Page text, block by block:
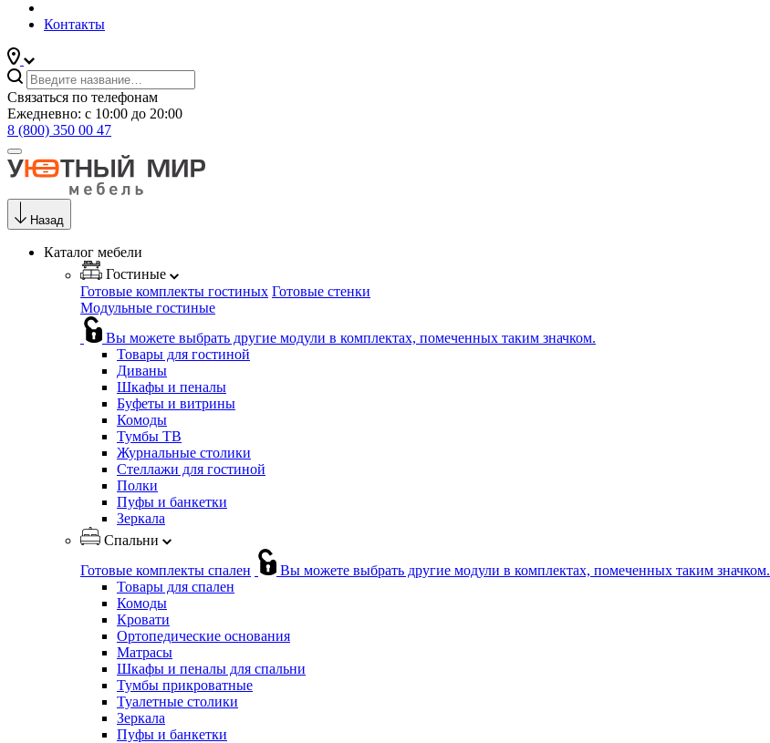
Контакты
Связаться по телефонам
Ежедневно: с 10:00 до 20:00
8 (800) 350 00 47
Назад
Каталог мебели
Гостиные
Готовые комплекты гостиных Готовые стенки
Модульные гостиные
Вы можете выбрать другие модули в комплектах, помеченных таким значком.
Товары для гостиной
Диваны
Шкафы и пеналы
Буфеты и витрины
Комоды
Тумбы ТВ
Журнальные столики
Стеллажи для гостиной
Полки
Пуфы и банкетки
Зеркала
Спальни
Готовые комплекты спален
Вы можете выбрать другие модули в комплектах, помеченных таким значком.
Товары для спален
Комоды
Кровати
Ортопедические основания
Матрасы
Шкафы и пеналы для спальни
Тумбы прикроватные
Туалетные столики
Зеркала
Пуфы и банкетки